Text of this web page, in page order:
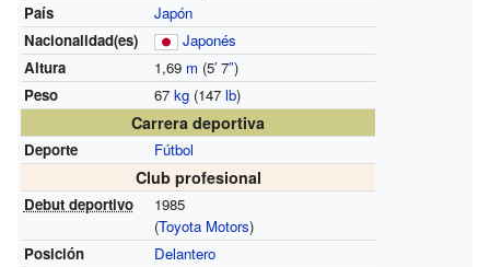
País
Japón
Nacionalidad(es)
Japonés
Altura
1,69 m (5′7″)
Peso
67 kg(147 lb)
Carrera deportiva
Deporte Fútbol
Club profesional
Debut deportivo
1985
(Toyota Motors)
Posición
Delantero